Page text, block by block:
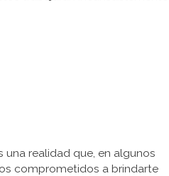
realidad que, en algunos
comprometidos a brindarte